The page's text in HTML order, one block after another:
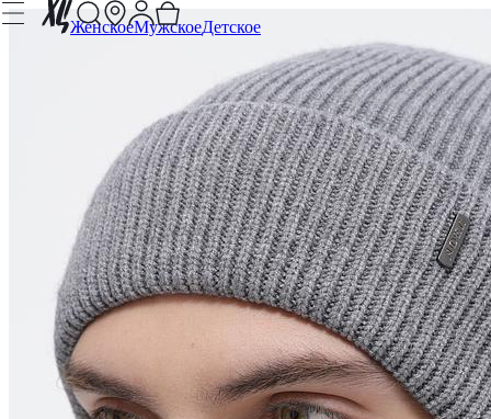
ЖенскоеМужскоеДетское